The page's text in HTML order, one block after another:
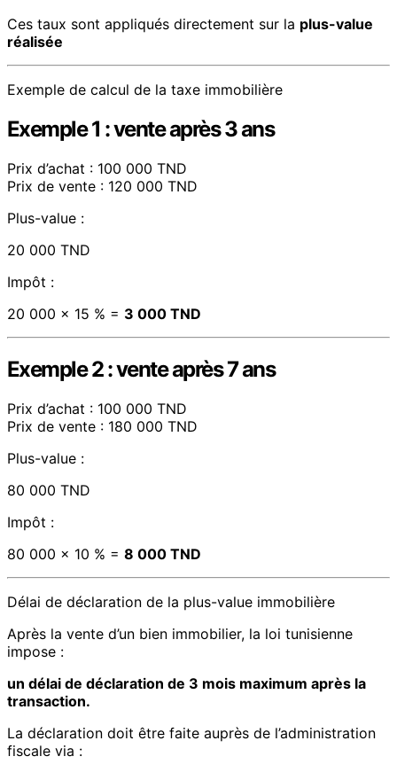
Ces taux sont appliqués directement sur la plus-value
réalisée
Exemple de calcul de la taxe immobilière
Exemple 1 : vente après 3 ans
Prix d’achat : 100 000 TND
Prix de vente : 120 000 TND
Plus-value :
20 000 TND
Impôt :
20 000 × 15 % = 3 000 TND
Exemple 2 : vente après 7 ans
Prix d’achat : 100 000 TND
Prix de vente : 180 000 TND
Plus-value :
80 000 TND
Impôt :
80 000 × 10 % = 8 000 TND
Délai de déclaration de la plus-value immobilière
Après la vente d’un bien immobilier, la loi tunisienne
impose :
un délai de déclaration de 3 mois maximum après la
transaction.
La déclaration doit être faite auprès de l’administration
fiscale via :